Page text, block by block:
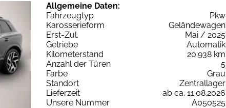
Allgemeine Daten:
Fahrzeugtyp
Pkw
Karosserieform
Geländewagen
Erst-Zul.
Mai / 2025
Getriebe
Automatik
Kilometerstand
20.938 km
Anzahl der Türen
5
Farbe
Grau
Standort
Zentrallager
Lieferzeit
ab ca. 11.08.2026
Unsere Nummer
A050525